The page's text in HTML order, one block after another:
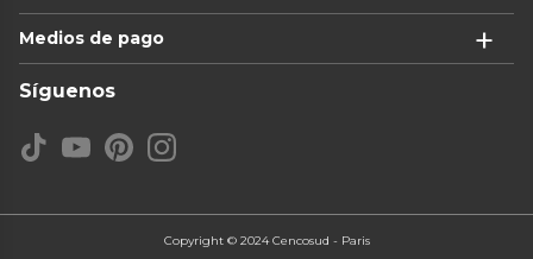
Medios de pago
Síguenos
Copyright © 2024 Cencosud - Paris